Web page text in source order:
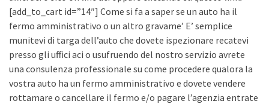
[add_to_cart id=”14″] Come si fa a saper se un auto ha il
fermo amministrativo o un altro gravame’ E’ semplice
munitevi di targa dell’auto che dovete ispezionare recatevi
presso gli uffici aci o usufruendo del nostro servizio avrete
una consulenza professionale su come procedere qualora la
vostra auto ha un fermo amministrativo e dovete vendere
rottamare o cancellare il fermo e/o pagare l’agenzia entrate